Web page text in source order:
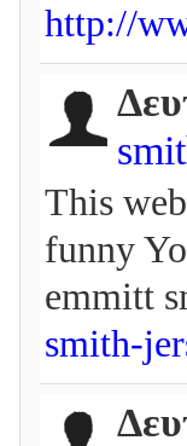
http://
This
funny
emmitt
smith-